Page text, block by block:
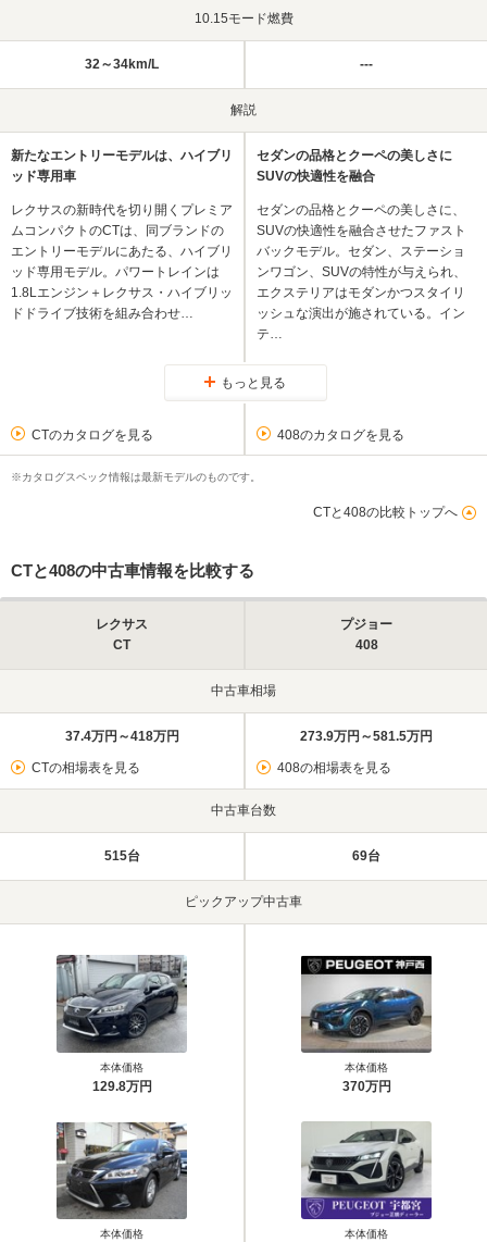
10.15モード燃費
32～34km/L ---
解説
新たなエントリーモデルは、ハイブリ
ッド専用車
レクサスの新時代を切り開くプレミア
ムコンパクトのCTは、同ブランドの
エントリーモデルにあたる、ハイブリ
ッド専用モデル。パワートレインは
1.8Lエンジン＋レクサス・ハイブリッ
ドドライブ技術を組み合わせ…
セダンの品格とクーペの美しさに
SUVの快適性を融合
セダンの品格とクーペの美しさに、
SUVの快適性を融合させたファスト
バックモデル。セダン、ステーショ
ンワゴン、SUVの特性が与えられ、
エクステリアはモダンかつスタイリ
ッシュな演出が施されている。イン
テ…
もっと見る
CTのカタログを見る 408のカタログを見る
※カタログスペック情報は最新モデルのものです。
CTと408の比較トップへ
CTと408の中古車情報を比較する
レクサス
CT
プジョー
408
中古車相場
37.4万円～418万円
CTの相場表を見る
273.9万円～581.5万円
408の相場表を見る
中古車台数
515台 69台
ピックアップ中古車
本体価格
129.8万円
本体価格
本体価格
370万円
本体価格